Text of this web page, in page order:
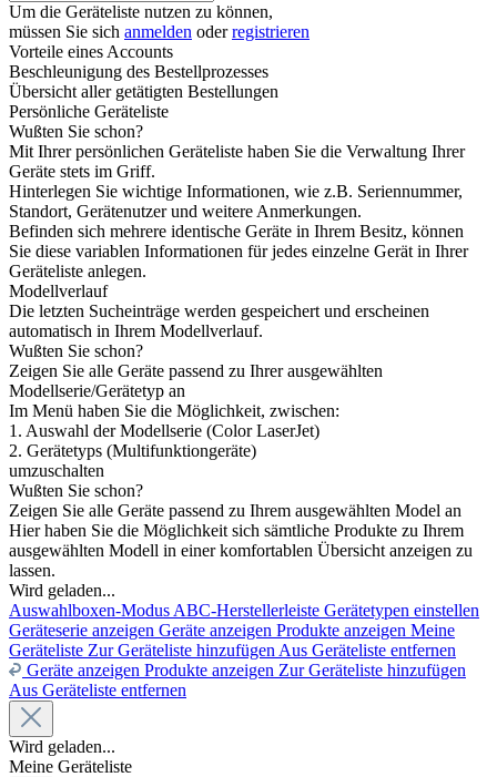
Um die Geräteliste nutzen zu können,
müssen Sie sich anmelden oderregistrieren
Vorteile eines Accounts
Beschleunigung des Bestellprozesses
Übersicht aller getätigten Bestellungen
Persönliche Geräteliste
Wußten Sie schon?
Mit Ihrer persönlichen Geräteliste haben Sie die Verwaltung Ihrer
Geräte stets im Griff.
Hinterlegen Sie wichtige Informationen, wie z.B. Seriennummer,
Standort, Gerätenutzer und weitere Anmerkungen.
Befinden sich mehrere identische Geräte in Ihrem Besitz, können
Sie diese variablen Informationen für jedes einzelne Gerät in Ihrer
Geräteliste anlegen.
Modellverlauf
Die letzten Sucheinträge werden gespeichert und erscheinen
automatisch in Ihrem Modellverlauf.
Wußten Sie schon?
Zeigen Sie alle Geräte passend zu Ihrer ausgewählten
Modellserie/Gerätetyp an
Im Menü haben Sie die Möglichkeit, zwischen:
1. Auswahl der Modellserie (Color LaserJet)
2. Gerätetyps (Multifunktiongeräte)
umzuschalten
Wußten Sie schon?
Zeigen Sie alle Geräte passend zu Ihrem ausgewählten Model an
Hier haben Sie die Möglichkeit sich sämtliche Produkte zu Ihrem
ausgewählten Modell in einer komfortablen Übersicht anzeigen zu
lassen.
Wird geladen...
Auswahlboxen-Modus ABC-Herstellerleiste Gerätetypen einstellen
Geräteserie anzeigen Geräte anzeigen Produkte anzeigen Meine
Geräteliste Zur Geräteliste hinzufügen Aus Geräteliste entfernen
Geräte anzeigen Produkte anzeigen Zur Geräteliste hinzufügen
Aus Geräteliste entfernen
Wird geladen...
Meine Geräteliste